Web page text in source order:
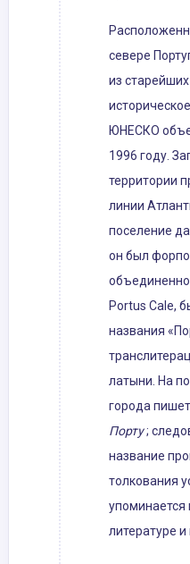
севере
из
ЮНЕСКО
1996 году.
территории
линии
поселение
он был
Portus Cale,
названия
латыни. На
города
Порту;
название
толкования
упоминается
литературе